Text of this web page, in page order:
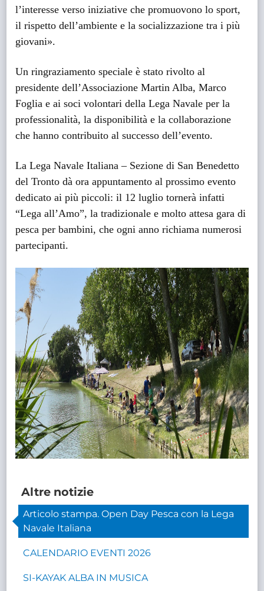
l’interesse verso iniziative che promuovono lo sport,
il rispetto dell’ambiente e la socializzazione tra i più
giovani».
Un ringraziamento speciale è stato rivolto al
presidente dell’Associazione Martin Alba, Marco
Foglia e ai soci volontari della Lega Navale per la
professionalità, la disponibilità e la collaborazione
che hanno contribuito al successo dell’evento.
La Lega Navale Italiana – Sezione di San Benedetto
del Tronto dà ora appuntamento al prossimo evento
dedicato ai più piccoli: il 12 luglio tornerà infatti
“Lega all’Amo”, la tradizionale e molto attesa gara di
pesca per bambini, che ogni anno richiama numerosi
partecipanti.
Altre notizie
Articolo stampa. Open Day Pesca con la Lega
Navale Italiana
CALENDARIO EVENTI 2026
SI-KAYAK ALBA IN MUSICA